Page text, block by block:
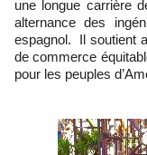
une longue carrière
alternance des
espagnol. Il soutient
de commerce
pour les peuples